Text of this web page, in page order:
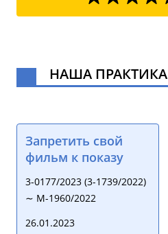
НАША ПРАКТИКА
Запретить свой
фильм к показу
3-0177/2023 (3-1739/2022)
∼ М-1960/2022
26.01.2023